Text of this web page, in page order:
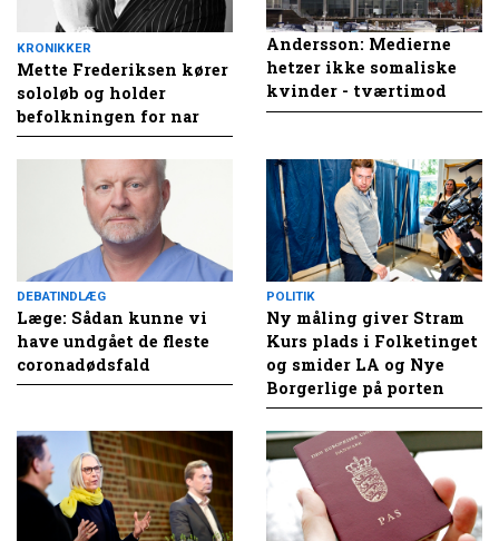
KRONIKKER
Mette Frederiksen kører
sololøb og holder
befolkningen for nar
Andersson: Medierne
hetzer ikke somaliske
kvinder - tværtimod
DEBATINDLÆG
Læge: Sådan kunne vi
have undgået de fleste
coronadødsfald
POLITIK
Ny måling giver Stram
Kurs plads i Folketinget
og smider LA og Nye
Borgerlige på porten